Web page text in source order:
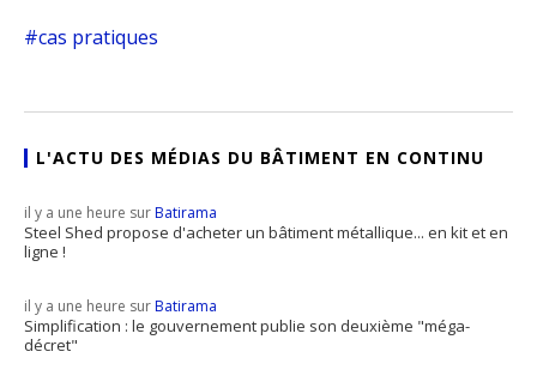
cas pratiques
L'ACTU DES MÉDIAS DU BÂTIMENT EN CONTINU
il y a une heure surBatirama
Steel Shed propose d'acheter un bâtiment métallique... en kit et en
ligne !
il y a une heure surBatirama
Simplification : le gouvernement publie son deuxième "méga-
décret"